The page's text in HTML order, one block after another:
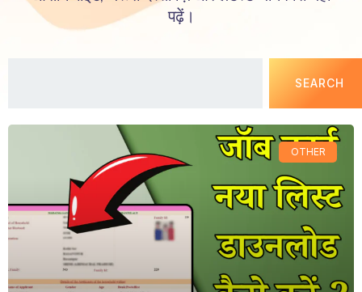
पढ़ें।
SEARCH
OTHER